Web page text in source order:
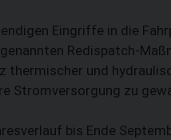
Eingriffe in die
Redispatch-
und
Stromversorgung zu
bis Ende